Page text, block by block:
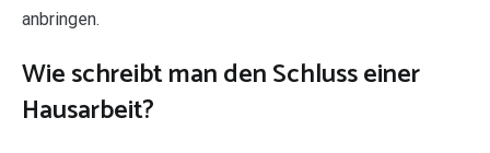
anbringen.
Wie schreibt man den Schluss einer
Hausarbeit?